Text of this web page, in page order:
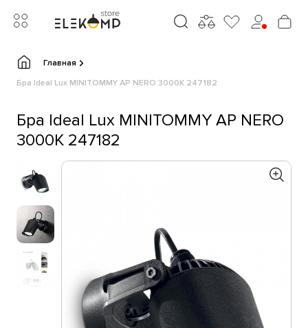
Главная
Бра Ideal Lux MINITOMMY AP NERO 3000K 247182
Бра Ideal Lux MINITOMMY AP NERO
3000K 247182